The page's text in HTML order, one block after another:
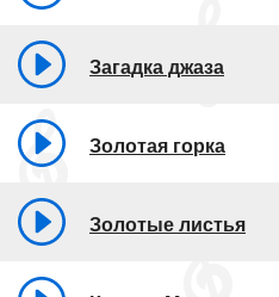
Загадка джаза
Золотая горка
Золотые листья